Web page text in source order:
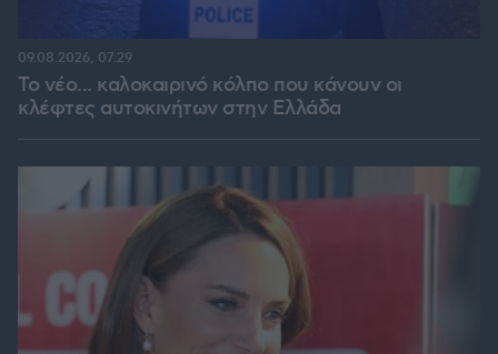
Το νέο... καλοκαιρινό κόλπο που κάνουν οι
κλέφτες αυτοκινήτων στην Ελλάδα
09.08.2026, 07:29